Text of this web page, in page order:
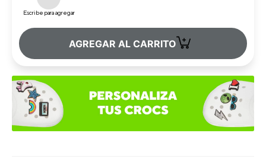
Escribe para agregar
AGREGAR AL CARRITO +